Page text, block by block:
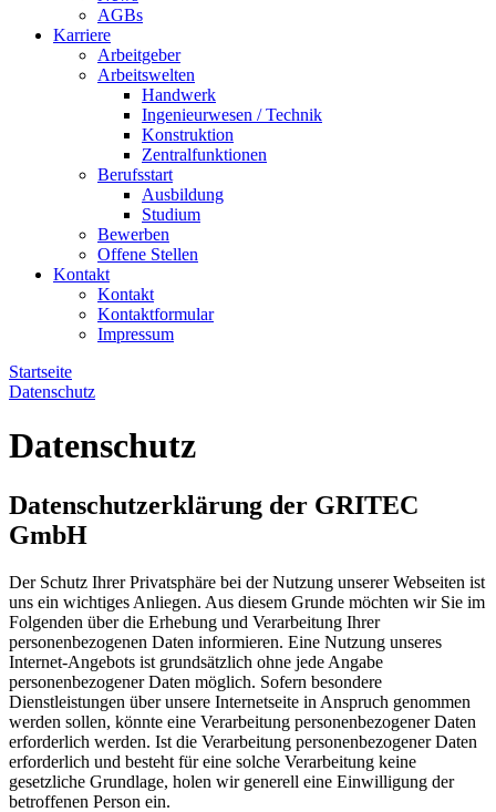
AGBs
Karriere
Arbeitgeber
Arbeitswelten
Handwerk
Ingenieurwesen / Technik
Konstruktion
Zentralfunktionen
Berufsstart
Ausbildung
Studium
Bewerben
Offene Stellen
Kontakt
Kontakt
Kontaktformular
Impressum
Startseite
Datenschutz
Datenschutz
Datenschutzerklärung der GRITEC
GmbH
Der Schutz Ihrer Privatsphäre bei der Nutzung unserer Webseiten ist
uns ein wichtiges Anliegen. Aus diesem Grunde möchten wir Sie im
Folgenden über die Erhebung und Verarbeitung Ihrer
personenbezogenen Daten informieren. Eine Nutzung unseres
Internet-Angebots ist grundsätzlich ohne jede Angabe
personenbezogener Daten möglich. Sofern besondere
Dienstleistungen über unsere Internetseite in Anspruch genommen
werden sollen, könnte eine Verarbeitung personenbezogener Daten
erforderlich werden. Ist die Verarbeitung personenbezogener Daten
erforderlich und besteht für eine solche Verarbeitung keine
gesetzliche Grundlage, holen wir generell eine Einwilligung der
betroffenen Person ein.